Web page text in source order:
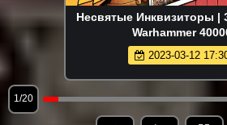
Несвятые Инквизиторы |
Warhammer
2023-03-12
1/20